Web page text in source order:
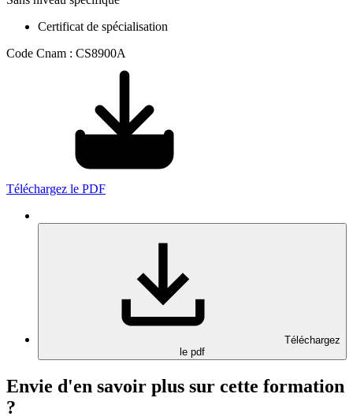
Certificat de spécialisation
Code Cnam : CS8900A
Téléchargez le PDF
Téléchargez
le pdf
Envie d'en savoir plus sur cette formation
?